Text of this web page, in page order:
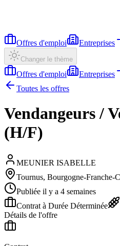
Offres d'emploi Entreprises
Changer le thème
Offres d'emploi Entreprises
Toutes les offres
Vendangeurs /
(H/F)
MEUNIER ISABELLE
Tournus, Bourgogne-Franche-
Publiée il y a 4 semaines
Contrat à Durée Déterminée
Détails de l'offre